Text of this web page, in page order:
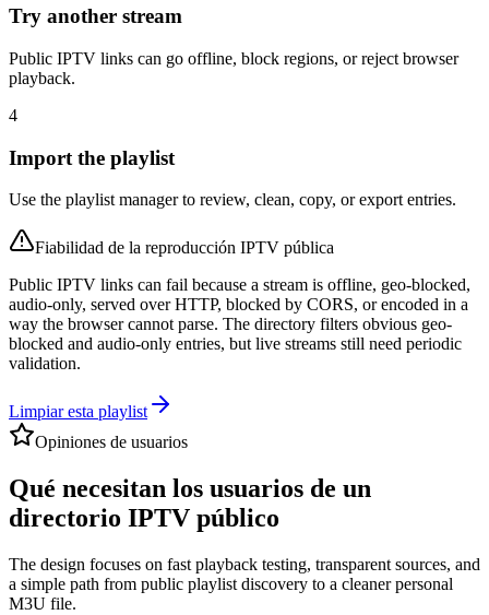
Try another stream
Public IPTV links can go offline, block regions, or reject browser
playback.
4
Import the playlist
Use the playlist manager to review, clean, copy, or export entries.
Fiabilidad de la reproducción IPTV pública
Public IPTV links can fail because a stream is offline, geo-blocked,
audio-only, served over HTTP, blocked by CORS, or encoded in a
way the browser cannot parse. The directory filters obvious geo-
blocked and audio-only entries, but live streams still need periodic
validation.
Limpiar esta playlist
Opiniones de usuarios
Qué necesitan los usuarios de un
directorio IPTV público
The design focuses on fast playback testing, transparent sources, and
a simple path from public playlist discovery to a cleaner personal
M3U file.